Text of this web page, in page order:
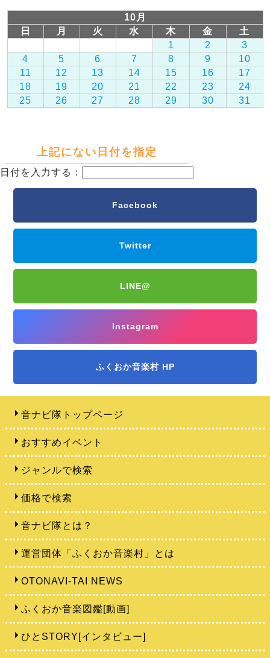
10月
日
月 火 水 木 金
土
1
2
3
4
5 6 7 8 9
10
11
12 13 14 15 16
17
18
19 20 21 22 23
24
25
26 27 28 29 30 31
上記にない日付を指定
日付を入力する：
Facebook
Twitter
LINE@
Instagram
ふくおか音楽村 HP
音ナビ隊トップページ
おすすめイベント
ジャンルで検索
価格で検索
音ナビ隊とは？
運営団体「ふくおか音楽村」とは
OTONAVI-TAI NEWS
ふくおか音楽図鑑[動画]
ひとSTORY[インタビュー]